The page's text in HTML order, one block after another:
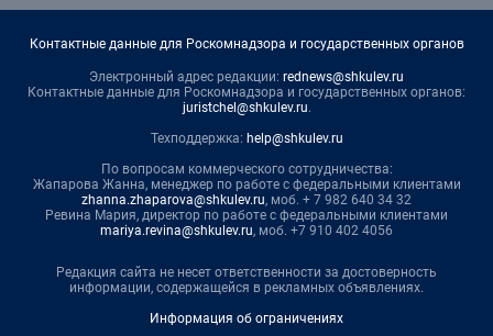
Контактные данные для Роскомнадзора и государственных органов
Электронный адрес редакции: rednews@shkulev.ru
Контактные данные для Роскомнадзора и государственных органов:
juristchel@shkulev.ru.
Техподдержка: help@shkulev.ru
По вопросам коммерческого сотрудничества:
Жапарова Жанна, менеджер по работе с федеральными клиентами
zhanna.zhaparova@shkulev.ru, моб. + 7 982 640 34 32
Ревина Мария, директор по работе с федеральными клиентами
mariya.revina@shkulev.ru, моб. +7 910 402 4056
Редакция сайта не несет ответственности за достоверность
информации, содержащейся в рекламных объявлениях.
Информация об ограничениях